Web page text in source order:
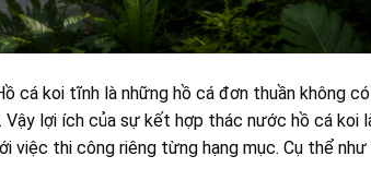
cá koi tĩnh là những hồ cá đơn thuần không
lợi ích của sự kết hợp thác nước hồ cá koi
việc thi công riêng từng hạng mục. Cụ thể